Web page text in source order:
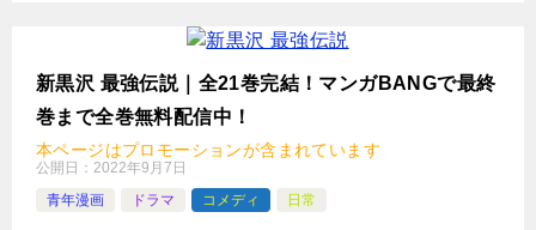
新黒沢 最強伝説｜全21巻完結！マンガBANGで最終
巻まで全巻無料配信中！
本ページはプロモーションが含まれています
公開日： 2022年9月7日
青年漫画
ドラマ コメディ 日常